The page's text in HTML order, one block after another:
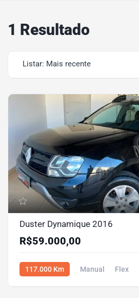
1 Resultado
Listar: Mais recente
Duster Dynamique 2016
R$59.000,00
117.000 Km Manual Flex